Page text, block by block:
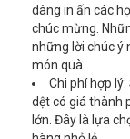
dàng in ấn các
chúc mừng.
những lời chúc ý
món quà.
Chi phí hợp
dệt có giá thành
lớn. Đây là lựa